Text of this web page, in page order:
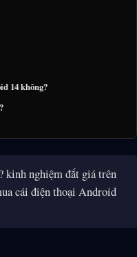
14 không?
kinh nghiệm đắt giá trên
cái điện thoại Android